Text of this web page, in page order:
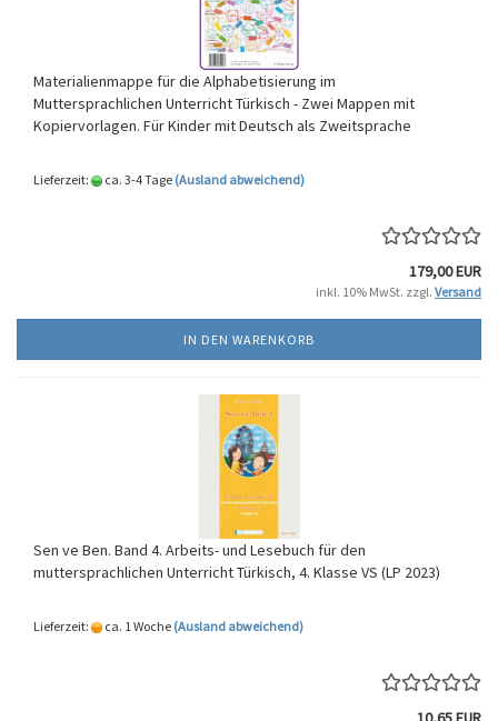
Materialienmappe für die Alphabetisierung im
Muttersprachlichen Unterricht Türkisch - Zwei Mappen mit
Kopiervorlagen. Für Kinder mit Deutsch als Zweitsprache
Lieferzeit: ca. 3-4 Tage (Ausland abweichend)
179,00 EUR
inkl. 10% MwSt. zzgl. Versand
IN DEN WARENKORB
Sen ve Ben. Band 4. Arbeits- und Lesebuch für den
muttersprachlichen Unterricht Türkisch, 4. Klasse VS (LP 2023)
Lieferzeit: ca. 1 Woche (Ausland abweichend)